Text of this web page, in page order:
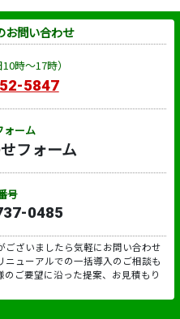
お問い合わせ
時～17時）
5847
ォーム
フォーム
号
0485
ざいましたら気軽にお問い合わせ
ューアルでの一括導入のご相談も
ご要望に沿った提案、お見積もり